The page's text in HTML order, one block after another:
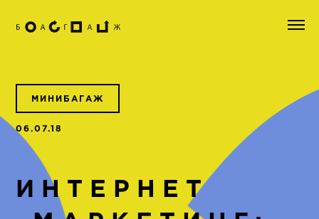
МИНИБАГАЖ
06.07.18
ИНТЕРНЕТ